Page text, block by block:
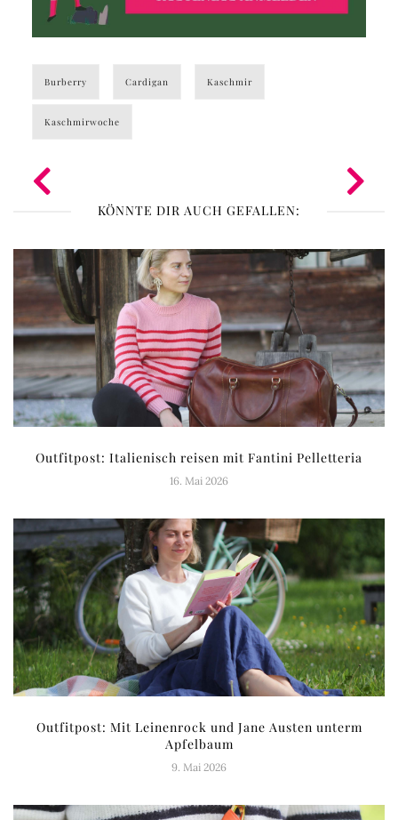
Burberry Cardigan Kaschmir
Kaschmirwoche
KÖNNTE DIR AUCH GEFALLEN:
Outfitpost: Italienisch reisen mit Fantini Pelletteria
16. Mai 2026
Outfitpost: Mit Leinenrock und Jane Austen unterm
Apfelbaum
9. Mai 2026